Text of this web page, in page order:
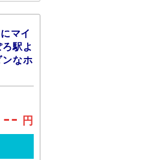
マイ
駅よ
なホ
-- 円